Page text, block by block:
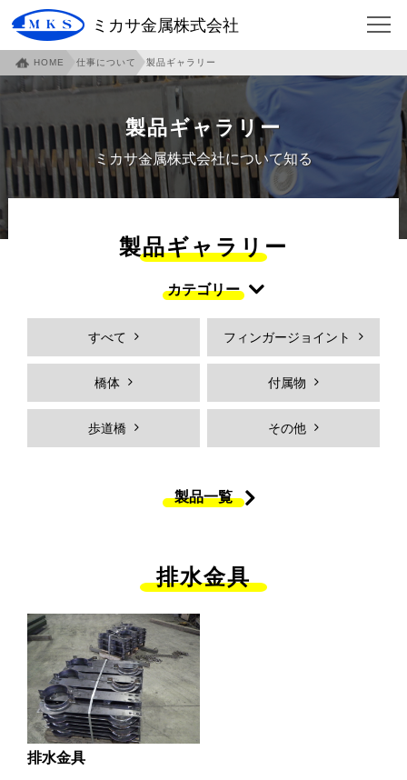
ミカサ金属株式会社
HOME 会社について
ご挨拶
沿革 本社・泉北工場紹介
本社アクセスマップ 伊賀工場紹介
各部門紹介
社員への取り組み
安全への取り組み 仕事について
フィンガージョイント 必見！フィンガージョイント
働く人を知る
弊社の強み
プロジェクトストーリー
新卒採用向け
採用Ｑ&A
HOME 仕事について 製品ギャラリー
製品ギャラリー
ミカサ金属株式会社について知る
製品ギャラリー
カテゴリー
すべて フィンガージョイント
橋体 付属物
歩道橋 その他
製品一覧
排水金具
排水金具